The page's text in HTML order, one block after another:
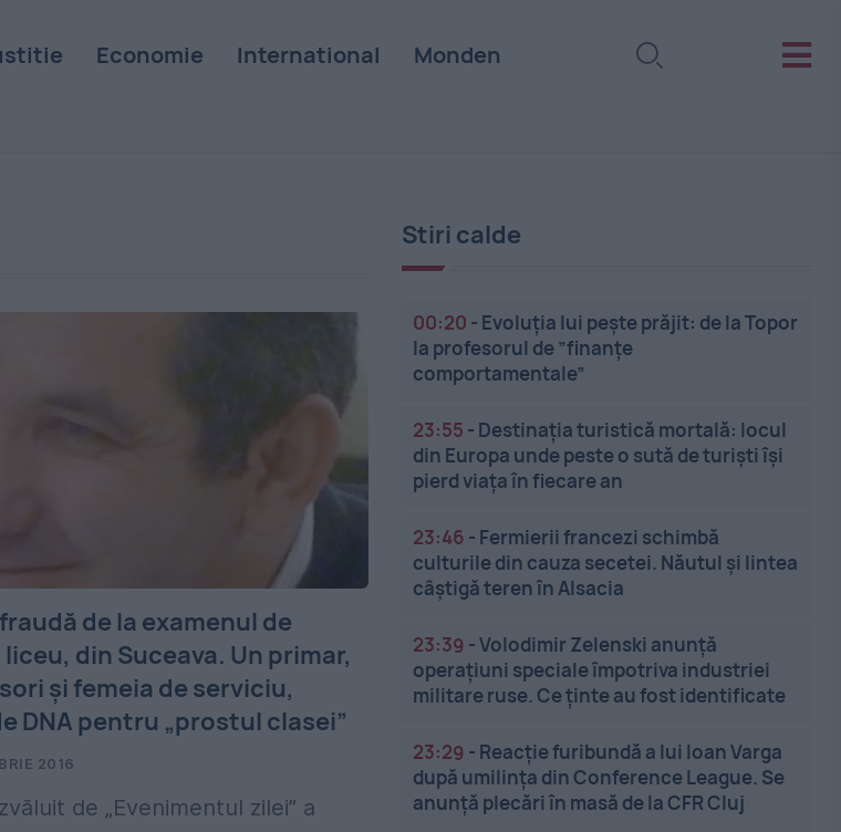
Economie International Monden
de la examenul de
din Suceava. Un primar,
și femeia de serviciu,
DNA pentru „prostul clasei”
2016
de „Evenimentul zilei” a
Stiri calde
00:20 - Evoluția lui pește prăjit: de la Topor
la profesorul de ”finanțe
comportamentale”
23:55 - Destinația turistică mortală: locul
din Europa unde peste o sută de turiști își
pierd viața în fiecare an
23:46 - Fermierii francezi schimbă
culturile din cauza secetei. Năutul și lintea
câștigă teren în Alsacia
23:39 -Volodimir Zelenski anunță
operațiuni speciale împotriva industriei
militare ruse. Ce ținte au fost identificate
23:29 - Reacție furibundă a lui Ioan Varga
după umilința din Conference League. Se
anunță plecări în masă de la CFR Cluj